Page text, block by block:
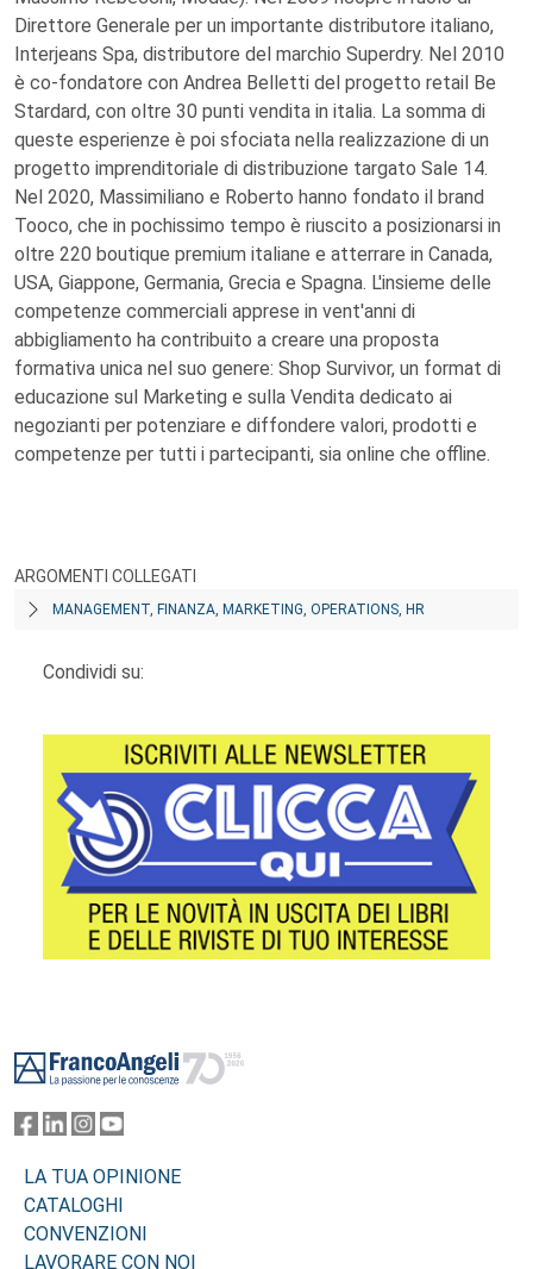
Direttore Generale per un importante distributore italiano,
Interjeans Spa, distributore del marchio Superdry. Nel 2010
è co-fondatore con Andrea Belletti del progetto retail Be
Stardard, con oltre 30 punti vendita in italia. La somma di
queste esperienze è poi sfociata nella realizzazione di un
progetto imprenditoriale di distribuzione targato Sale 14.
Nel 2020, Massimiliano e Roberto hanno fondato il brand
Tooco, che in pochissimo tempo è riuscito a posizionarsi in
oltre 220 boutique premium italiane e atterrare in Canada,
USA, Giappone, Germania, Grecia e Spagna. L'insieme delle
competenze commerciali apprese in vent'anni di
abbigliamento ha contribuito a creare una proposta
formativa unica nel suo genere: Shop Survivor, un format di
educazione sul Marketing e sulla Vendita dedicato ai
negozianti per potenziare e diffondere valori, prodotti e
competenze per tutti i partecipanti, sia online che offline.
ARGOMENTI COLLEGATI
MANAGEMENT, FINANZA, MARKETING, OPERATIONS, HR
Condividi su:
LA TUA OPINIONE
CATALOGHI
CONVENZIONI
LAVORARE CON NOI